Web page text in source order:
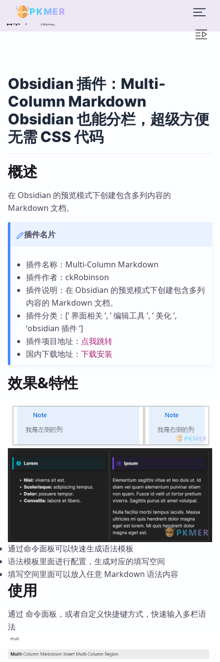
PKMER
目录 概述
Obsidian 插件：Multi-
Column Markdown
Obsidian 也能分栏，超级方便
无需 CSS 代码
概述
在 Obsidian 的预览模式下创建包含多列内容的
Markdown 文档。
插件名片
插件名称：Multi-Column Markdown
插件作者：ckRobinson
插件说明：在 Obsidian 的预览模式下创建包含多列
内容的 Markdown 文档。
插件分类：[’ 界面相关 ’, ’ 编辑工具 ’, ’ 美化 ’,
‘obsidian 插件 ‘]
插件项目地址： 点我跳转
国内下载地址： 下载安装
效果&特性
通过命令面板可以快速生成语法模板
语法模板里面进行配置，生成对应的填写空间
填写空间里面可以放入任意 Markdown 语法内容
使用
通过 命令面板，或者自定义快捷键方式，快速输入多栏语
法